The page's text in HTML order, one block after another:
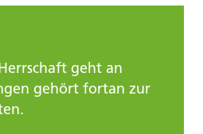
geht an
gehört fortan zur